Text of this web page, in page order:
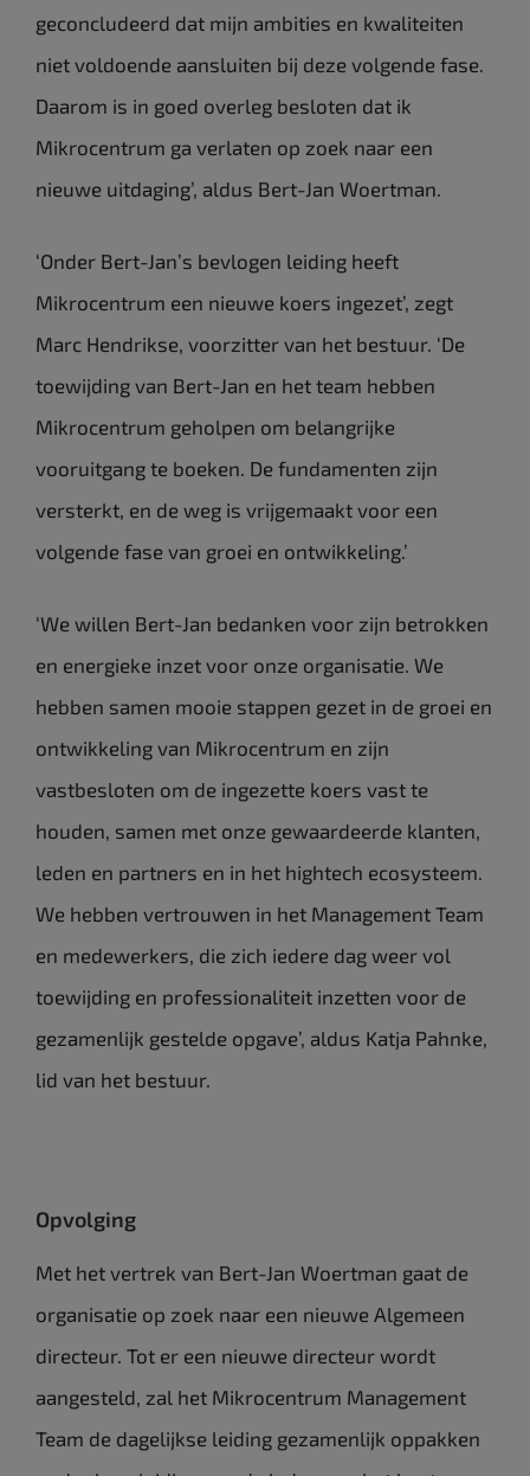
geconcludeerd dat mijn ambities en kwaliteiten
niet voldoende aansluiten bij deze volgende fase.
Daarom is in goed overleg besloten dat ik
Mikrocentrum ga verlaten op zoek naar een
nieuwe uitdaging’, aldus Bert-Jan Woertman.
‘Onder Bert-Jan’s bevlogen leiding heeft
Mikrocentrum een nieuwe koers ingezet’, zegt
Marc Hendrikse, voorzitter van het bestuur. ‘De
toewijding van Bert-Jan en het team hebben
Mikrocentrum geholpen om belangrijke
vooruitgang te boeken. De fundamenten zijn
versterkt, en de weg is vrijgemaakt voor een
volgende fase van groei en ontwikkeling.’
‘We willen Bert-Jan bedanken voor zijn betrokken
en energieke inzet voor onze organisatie. We
hebben samen mooie stappen gezet in de groei en
ontwikkeling van Mikrocentrum en zijn
vastbesloten om de ingezette koers vast te
houden, samen met onze gewaardeerde klanten,
leden en partners en in het hightech ecosysteem.
We hebben vertrouwen in het Management Team
en medewerkers, die zich iedere dag weer vol
toewijding en professionaliteit inzetten voor de
gezamenlijk gestelde opgave’, aldus Katja Pahnke,
lid van het bestuur.
Opvolging
Met het vertrek van Bert-Jan Woertman gaat de
organisatie op zoek naar een nieuwe Algemeen
directeur. Tot er een nieuwe directeur wordt
aangesteld, zal het Mikrocentrum Management
Team de dagelijkse leiding gezamenlijk oppakken